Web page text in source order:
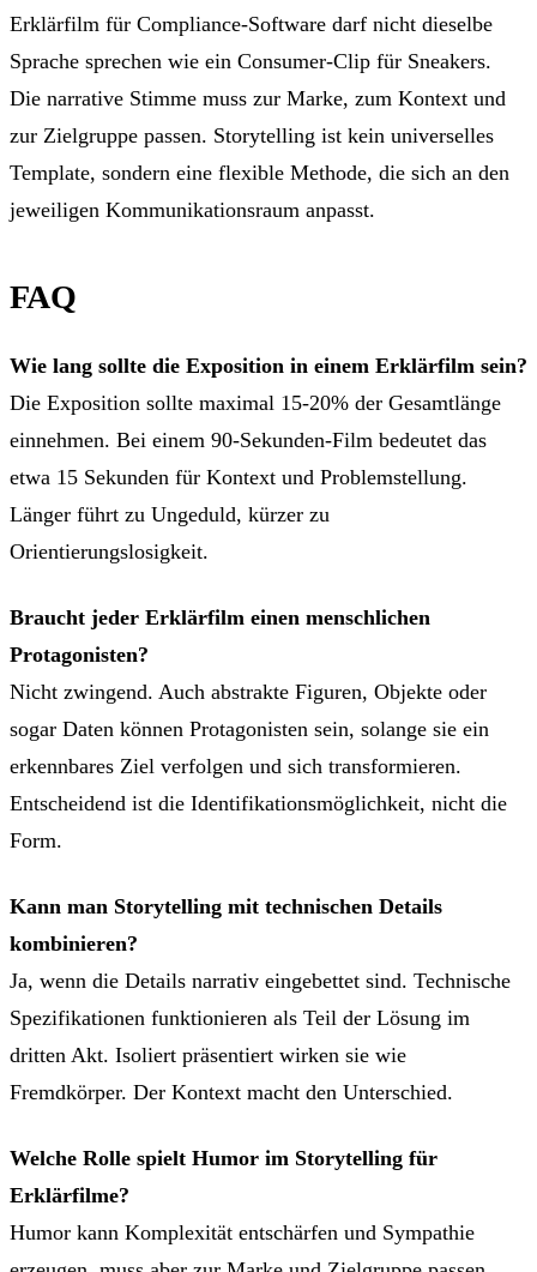
Erklärfilm für Compliance-Software darf nicht dieselbe
Sprache sprechen wie ein Consumer-Clip für Sneakers.
Die narrative Stimme muss zur Marke, zum Kontext und
zur Zielgruppe passen. Storytelling ist kein universelles
Template, sondern eine flexible Methode, die sich an den
jeweiligen Kommunikationsraum anpasst.
FAQ
Wie lang sollte die Exposition in einem Erklärfilm sein?
Die Exposition sollte maximal 15-20% der Gesamtlänge
einnehmen. Bei einem 90-Sekunden-Film bedeutet das
etwa 15 Sekunden für Kontext und Problemstellung.
Länger führt zu Ungeduld, kürzer zu
Orientierungslosigkeit.
Braucht jeder Erklärfilm einen menschlichen
Protagonisten?
Nicht zwingend. Auch abstrakte Figuren, Objekte oder
sogar Daten können Protagonisten sein, solange sie ein
erkennbares Ziel verfolgen und sich transformieren.
Entscheidend ist die Identifikationsmöglichkeit, nicht die
Form.
Kann man Storytelling mit technischen Details
kombinieren?
Ja, wenn die Details narrativ eingebettet sind. Technische
Spezifikationen funktionieren als Teil der Lösung im
dritten Akt. Isoliert präsentiert wirken sie wie
Fremdkörper. Der Kontext macht den Unterschied.
Welche Rolle spielt Humor im Storytelling für
Erklärfilme?
Humor kann Komplexität entschärfen und Sympathie